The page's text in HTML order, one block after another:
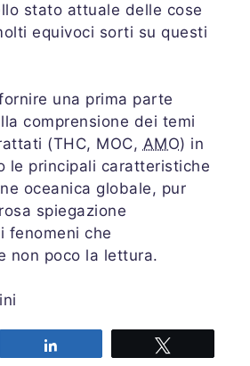
stato attuale delle cose
equivoci sorti su questi
una prima parte
comprensione dei temi
(THC, MOC, AMO) in
le principali caratteristiche
oceanica globale, pur
spiegazione
fenomeni che
non poco la lettura.